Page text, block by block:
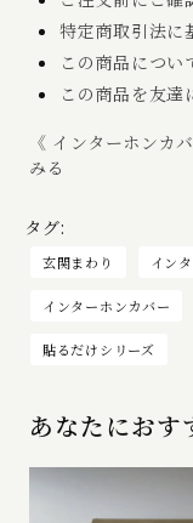
特定商取引法に
この商品につい
この商品を友達
《 インターホンカ
みる
タグ:
玄関まわり イン
インターホンカバー
貼るだけシリーズ
あなたにおす